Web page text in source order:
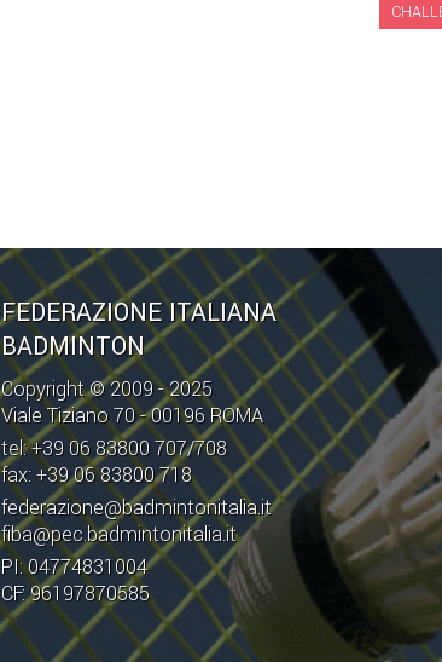
FEDERAZIONE ITALIANA
BADMINTON
Copyright © 2009 - 2025
Viale Tiziano 70 - 00196 ROMA
tel: +39 06 83800 707/708
fax: +39 06 83800 718
federazione@badmintonitalia.it
fiba@pec.badmintonitalia.it
PI: 04774831004
CF: 96197870585